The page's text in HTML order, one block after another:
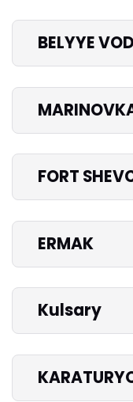
BELYYE
FORT
ERMAK
Kulsary